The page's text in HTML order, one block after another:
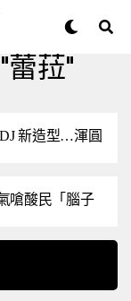
蕾菈"
新造型…渾圓
嗆酸民「腦子